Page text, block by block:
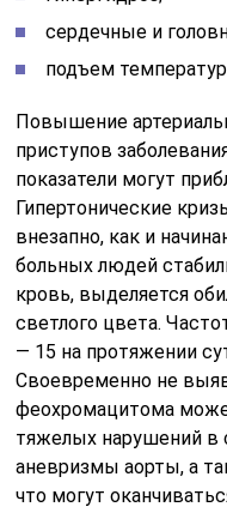
сердечные и
подъем
Повышение
приступов
показатели могут
Гипертонические
внезапно, как и
больных людей
кровь, выделяется
светлого цвета.
— 15 на протяжении
Своевременно не
феохромацитома
тяжелых нарушений в
аневризмы аорты, а
что могут